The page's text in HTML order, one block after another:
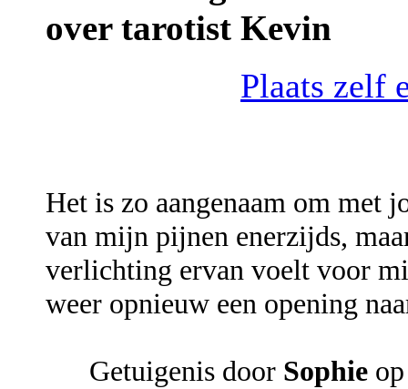
over tarotist Kevin
Plaats zelf
Het is zo aangenaam om met
van mijn pijnen enerzijds,
verlichting ervan voelt voor
weer opnieuw een opening
Getuigenis door Sophie